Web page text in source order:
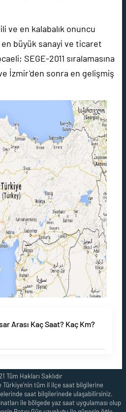
ve en kalabalık onuncu
büyük sanayi ve ticaret
SEGE-2011 sıralamasına
İzmir'den sonra en gelişmiş
Arası Kaç Saat? Kaç Km?
Tüm Hakları Saklıdır
Türkiye'nin tüm il ilçe saat bilgilerine
saat bilgilerinede ulaşabilirsiniz.
ile bölgede yaz saat uygulaması olup